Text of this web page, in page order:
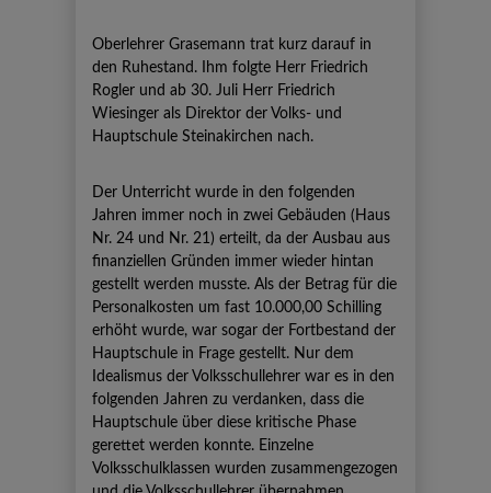
Oberlehrer Grasemann trat kurz darauf in
den Ruhestand. Ihm folgte Herr Friedrich
Rogler und ab 30. Juli Herr Friedrich
Wiesinger als Direktor der Volks- und
Hauptschule Steinakirchen nach.
Der Unterricht wurde in den folgenden
Jahren immer noch in zwei Gebäuden (Haus
Nr. 24 und Nr. 21) erteilt, da der Ausbau aus
finanziellen Gründen immer wieder hintan
gestellt werden musste. Als der Betrag für die
Personalkosten um fast 10.000,00 Schilling
erhöht wurde, war sogar der Fortbestand der
Hauptschule in Frage gestellt. Nur dem
Idealismus der Volksschullehrer war es in den
folgenden Jahren zu verdanken, dass die
Hauptschule über diese kritische Phase
gerettet werden konnte. Einzelne
Volksschulklassen wurden zusammengezogen